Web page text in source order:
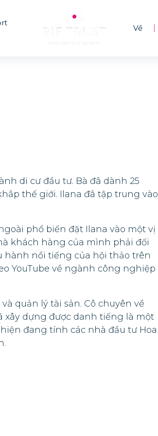
Về
di cư đầu tư. Bà đã dành 25
thế giới. Ilana đã tập trung vào
phổ biến đặt Ilana vào một vị
khách hàng của mình phải đối
hành nổi tiếng của hội thảo trên
YouTube về ngành công nghiệp
quản lý tài sản. Cô chuyên về
xây dựng được danh tiếng là một
đang tính các nhà đầu tư Hoa